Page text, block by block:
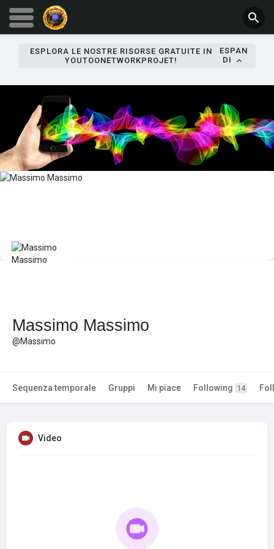
ESPLORA LE NOSTRE RISORSE GRATUITE IN
YOUTOONETWORKPROJET!
ESPAN
DI
Massimo Massimo
@Massimo
Sequenza temporale Gruppi Mi piace Following 14
Video